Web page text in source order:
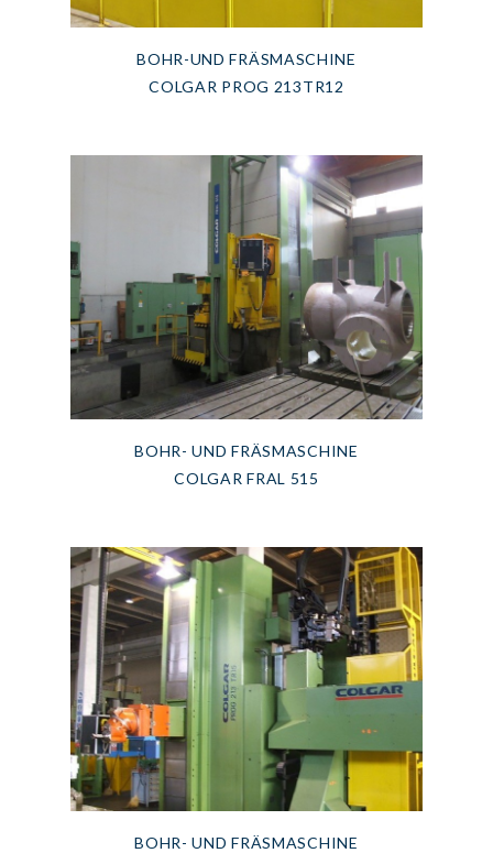
BOHR-UND FRÄSMASCHINE
COLGAR PROG 213TR12
BOHR- UND FRÄSMASCHINE
COLGAR FRAL 515
BOHR- UND FRÄSMASCHINE